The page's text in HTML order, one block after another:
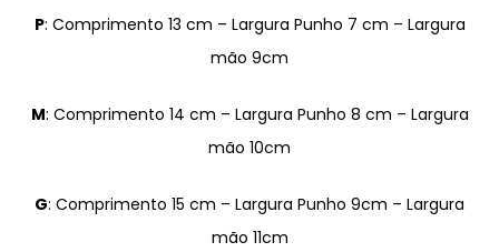
P: Comprimento 13 cm – Largura Punho 7 cm – Largura
mão 9cm
M: Comprimento 14 cm – Largura Punho 8 cm – Largura
mão 10cm
G: Comprimento 15 cm – Largura Punho 9cm – Largura
mão 11cm